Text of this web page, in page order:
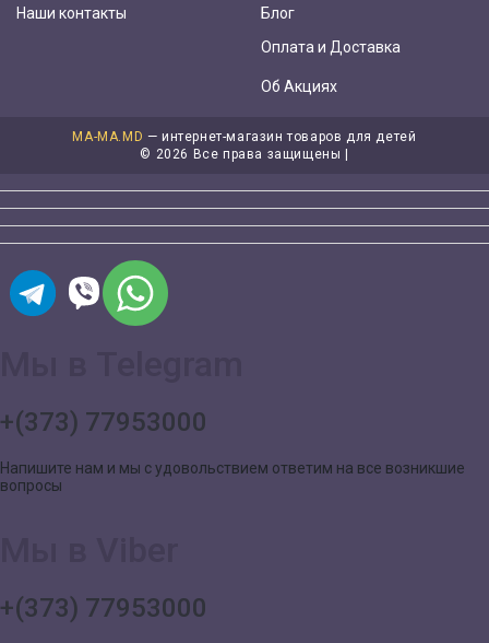
Наши контакты
Блог
Оплата и Доставка
Об Акциях
MA-MA.MD — интернет-магазин товаров для детей
© 2026 Все права защищены |
+(373) 77953000
Напишите нам и мы с удовольствием ответим на все возникшие
вопросы
+(373) 77953000